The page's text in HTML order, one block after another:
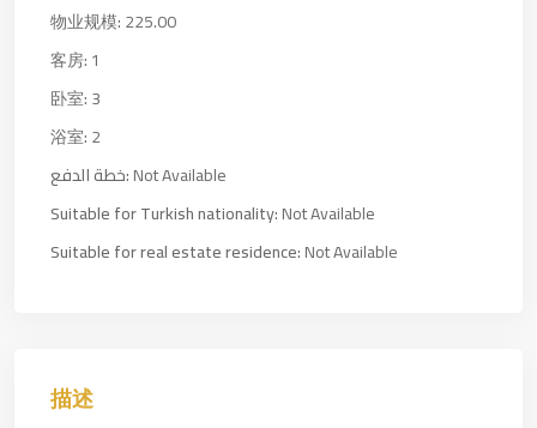
物业规模:225.00
客房:1
卧室:3
浴室:2
خطة الدفع:Not Available
Suitable for Turkish nationality:Not Available
Suitable for real estate residence:Not Available
描述